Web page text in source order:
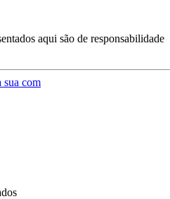
aqui são de responsabilidade
sua com